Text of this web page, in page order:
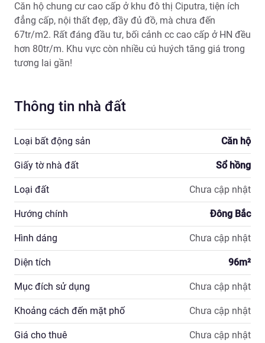
Căn hộ chung cư cao cấp ở khu đô thị Ciputra, tiện ích
đẳng cấp, nội thất đẹp, đầy đủ đồ, mà chưa đến
67tr/m2. Rất đáng đầu tư, bối cảnh cc cao cấp ở HN đều
hơn 80tr/m. Khu vực còn nhiều cú huých tăng giá trong
tương lai gần!
Thông tin nhà đất
Loại bất động sản Căn hộ
Giấy tờ nhà đất Sổ hồng
Loại đất Chưa cập nhật
Hướng chính Đông Bắc
Hình dáng Chưa cập nhật
Diện tích 96m²
Mục đích sử dụng Chưa cập nhật
Khoảng cách đến mặt phố Chưa cập nhật
Giá cho thuê Chưa cập nhật